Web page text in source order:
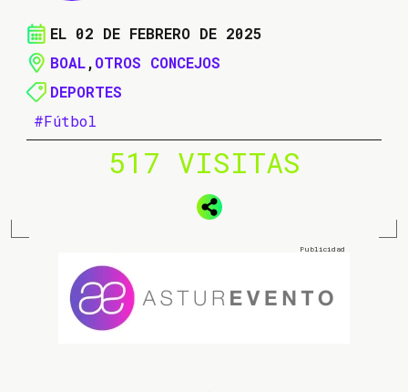
EL 02 DE FEBRERO DE 2025
BOAL,OTROS CONCEJOS
DEPORTES
#Fútbol
517 VISITAS